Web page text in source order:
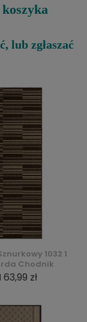
lub zgłaszać
1032 1
Chodnik
63,99 zł